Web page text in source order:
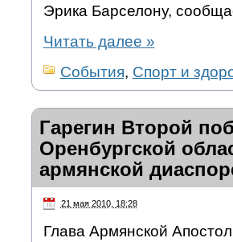
Эрика Барселону,
Читать далее »
События, Спорт и
Гарегин Второй
Оренбургской
армянской
21 мая 2010, 18:28
Глава Армянской